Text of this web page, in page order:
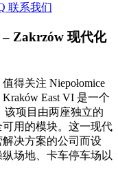
联系我们
Zakrzów 现代化
得关注 Niepołomice
East VI 是一个
该项目由两座独立的
用的模块。这一现代
决方案的公司而设
场地、卡车停车场以